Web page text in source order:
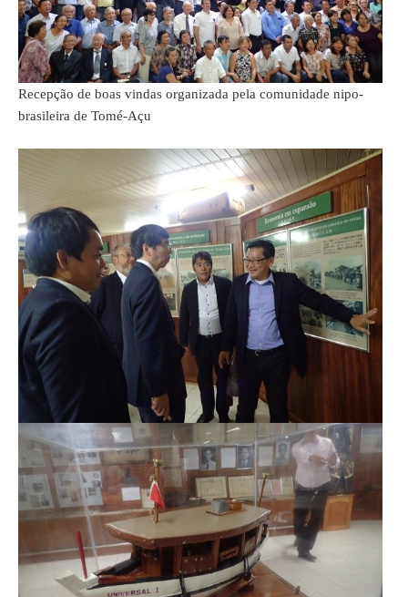
Recepção de boas vindas organizada pela comunidade nipo-
brasileira de Tomé-Açu